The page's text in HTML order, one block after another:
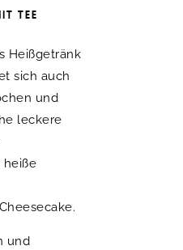
TEE
Heißgetränk
sich auch
und
leckere
heiße
und